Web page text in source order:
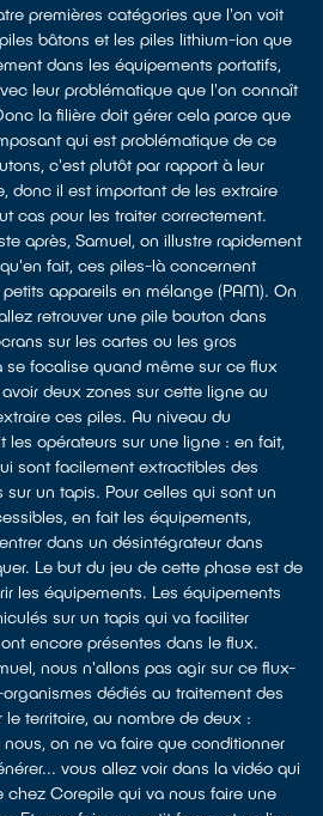
premières catégories que l'on voit
bâtons et les piles lithium-ion que
dans les équipements portatifs,
leur problématique que l'on connaît
la filière doit gérer cela parce que
qui est problématique de ce
c'est plutôt par rapport à leur
donc il est important de les extraire
cas pour les traiter correctement.
après, Samuel, on illustre rapidement
fait, ces piles-là concernent
appareils en mélange (PAM). On
retrouver une pile bouton dans
sur les cartes ou les gros
se focalise quand même sur ce flux
deux zones sur cette ligne au
ces piles. Au niveau du
les opérateurs sur une ligne : en fait,
sont facilement extractibles des
un tapis. Pour celles qui sont un
en fait les équipements,
dans un désintégrateur dans
Le but du jeu de cette phase est de
les équipements. Les équipements
sur un tapis qui va faciliter
encore présentes dans le flux.
nous n'allons pas agir sur ce flux-
dédiés au traitement des
territoire, au nombre de deux :
on ne va faire que conditionner
vous allez voir dans la vidéo qui
chez Corepile qui va nous faire une